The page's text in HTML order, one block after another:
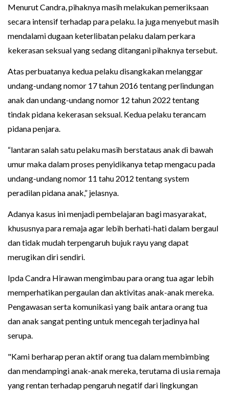
Menurut Candra, pihaknya masih melakukan pemeriksaan
secara intensif terhadap para pelaku. Ia juga menyebut masih
mendalami dugaan keterlibatan pelaku dalam perkara
kekerasan seksual yang sedang ditangani pihaknya tersebut.
Atas perbuatanya kedua pelaku disangkakan melanggar
undang-undang nomor 17 tahun 2016 tentang perlindungan
anak dan undang-undang nomor 12 tahun 2022 tentang
tindak pidana kekerasan seksual. Kedua pelaku terancam
pidana penjara.
“lantaran salah satu pelaku masih berstataus anak di bawah
umur maka dalam proses penyidikanya tetap mengacu pada
undang-undang nomor 11 tahu 2012 tentang system
peradilan pidana anak,” jelasnya.
Adanya kasus ini menjadi pembelajaran bagi masyarakat,
khususnya para remaja agar lebih berhati-hati dalam bergaul
dan tidak mudah terpengaruh bujuk rayu yang dapat
merugikan diri sendiri.
Ipda Candra Hirawan mengimbau para orang tua agar lebih
memperhatikan pergaulan dan aktivitas anak-anak mereka.
Pengawasan serta komunikasi yang baik antara orang tua
dan anak sangat penting untuk mencegah terjadinya hal
serupa.
"Kami berharap peran aktif orang tua dalam membimbing
dan mendampingi anak-anak mereka, terutama di usia remaja
yang rentan terhadap pengaruh negatif dari lingkungan